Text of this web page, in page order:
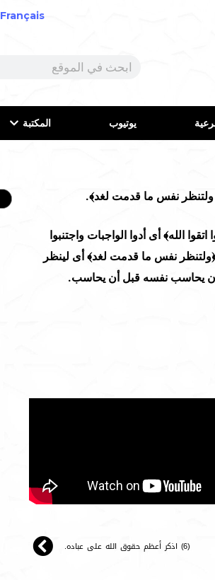
Français
يوتيوب المكتبة
ولتنظر نفس ما قدمت لغد﴾.
الله﴾ أى أدوا الواجبات واجتنبوا
نفس ما قدمت لغد﴾ أى لينظر
أن يحاسب نفسه قبل أن يحاسب.
(6) اذكر أعظم حقوق الله على عباده.